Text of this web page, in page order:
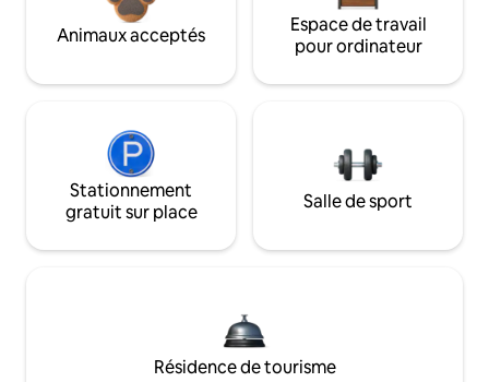
Animaux acceptés
Espace de travail
pour ordinateur
Stationnement
gratuit sur place
Salle de sport
Résidence de tourisme